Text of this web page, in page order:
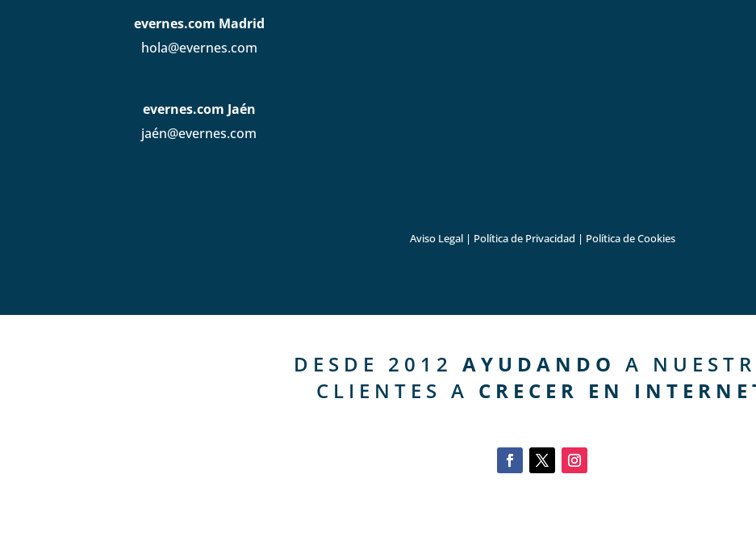
evernes.com Madrid
hola@evernes.com
evernes.com Jaén
jaén@evernes.com
Aviso Legal| Política de Privacidad | Política de Cookies
DESDE 2012 AYUDANDO A
CLIENTES A CRECER EN